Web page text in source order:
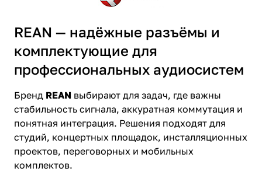
REAN — надёжные разъёмы и
комплектующие для
профессиональных аудиосистем
Бренд REAN выбирают для задач, где важны
стабильность сигнала, аккуратная коммутация и
понятная интеграция. Решения подходят для
студий, концертных площадок, инсталляционных
проектов, переговорных и мобильных
комплектов.